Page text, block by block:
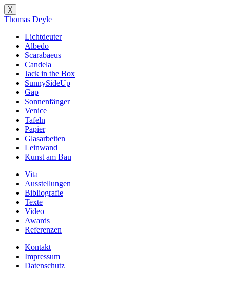
╳
Thomas Deyle
Lichtdeuter
Albedo
Scarabaeus
Candela
Jack in the Box
SunnySideUp
Gap
Sonnenfänger
Venice
Tafeln
Papier
Glasarbeiten
Leinwand
Kunst am Bau
Vita
Ausstellungen
Bibliografie
Texte
Video
Awards
Referenzen
Kontakt
Impressum
Datenschutz